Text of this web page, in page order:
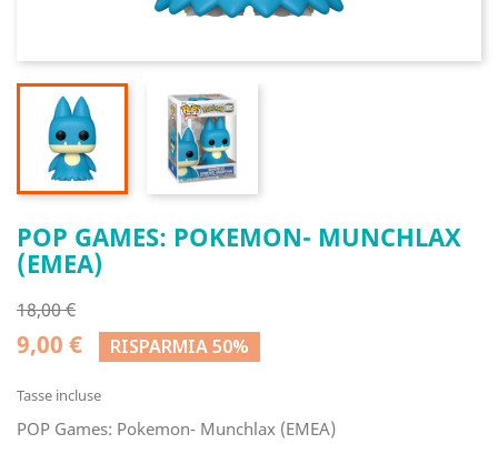
POP GAMES: POKEMON- MUNCHLAX
(EMEA)
18,00 €
9,00 € RISPARMIA 50%
Tasse incluse
POP Games: Pokemon- Munchlax (EMEA)